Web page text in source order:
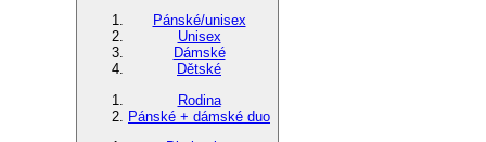
Pánské/unisex
Unisex
Dámské
Dětské
Rodina
Pánské + dámské duo